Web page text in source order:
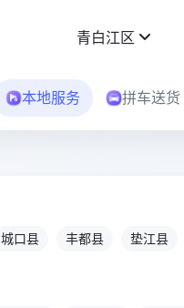
青白江区
本地服务 拼车送货
城口县 丰都县 垫江县